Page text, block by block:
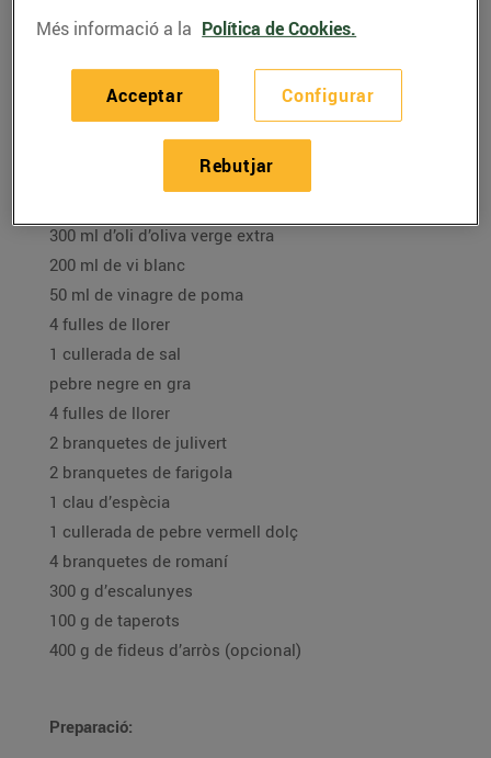
05/de maig/2021
Ingredients per a 4 persones:
300 ml d’oli d’oliva verge extra
200 ml de vi blanc
50 ml de vinagre de poma
4 fulles de llorer
1 cullerada de sal
pebre negre en gra
4 fulles de llorer
2 branquetes de julivert
2 branquetes de farigola
1 clau d’espècia
1 cullerada de pebre vermell dolç
4 branquetes de romaní
300 g d’escalunyes
100 g de taperots
400 g de fideus d’arròs (opcional)
Preparació:
Més informació a la Política de Cookies.
Configurar
Rebutjar
Acceptar